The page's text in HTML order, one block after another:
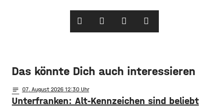
Das könnte Dich auch interessieren
notes 07. August 2026 12:30
Unterfranken: Alt-Kennzeichen sind beliebt